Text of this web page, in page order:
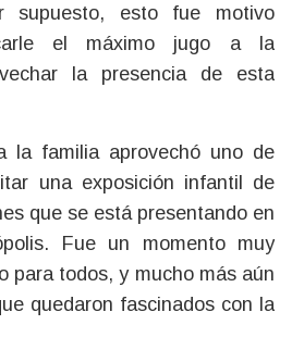
supuesto, esto fue motivo
el máximo jugo a la
la presencia de esta
la familia aprovechó uno de
una exposición infantil de
que se está presentando en
Fue un momento muy
para todos, y mucho más aún
quedaron fascinados con la